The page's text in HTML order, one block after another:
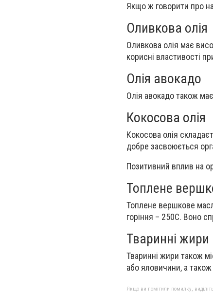
Якщо ж говорити про
Оливкова олія
Оливкова олія має
корисні властивості
Олія авокадо
Олія авокадо також
Кокосова олія
Кокосова олія
добре засвоюється
Позитивний вплив на
Топлене
Топлене вершкове
горіння – 250С. Воно
Тваринні жири
Тваринні жири також
або яловичини, а
Якщо ви помітили помилку,